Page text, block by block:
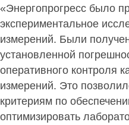
«Энергопрогресс было
экспериментальное
измерений. Были
установленной
оперативного контроля
измерений. Это
критериям по
оптимизировать